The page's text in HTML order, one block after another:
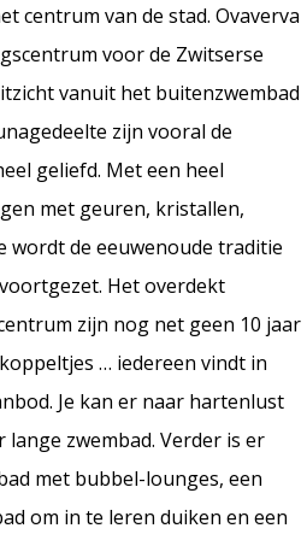
centrum van de stad. Ovaverva
voor de Zwitserse
vanuit het buitenzwembad
zijn vooral de
geliefd. Met een heel
met geuren, kristallen,
wordt de eeuwenoude traditie
Het overdekt
zijn nog net geen 10 jaar
… iedereen vindt in
Je kan er naar hartenlust
zwembad. Verder is er
met bubbel-lounges, een
om in te leren duiken en een